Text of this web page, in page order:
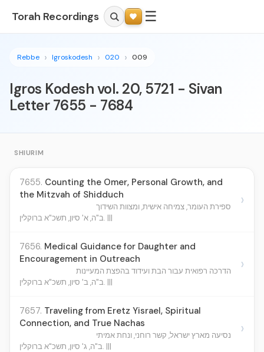
Torah Recordings ☰
Rebbe Igroskodesh 020 009
Igros Kodesh vol. 20, 5721 - Sivan
Letter 7655 - 7684
SHIURIM
7655. Counting the Omer, Personal Growth, and
the Mitzvah of Shidduch
ספירת העומר, צמיחה אישית, ומצוות השידוך
ב"ה, א' סיון, תשכ"א ברוקלין. |||
›
7656. Medical Guidance for Daughter and
Encouragement in Outreach
הדרכה רפואית עבור הבת ועידוד בהפצת המעיינות
ב"ה, ב' סיון, תשכ"א ברוקלין. |||
›
7657. Traveling from Eretz Yisrael, Spiritual
Connection, and True Nachas
נסיעה מארץ ישראל, קשר רוחני, ונחת אמיתי
ב"ה, ג' סיון, תשכ"א ברוקלין. |||
›